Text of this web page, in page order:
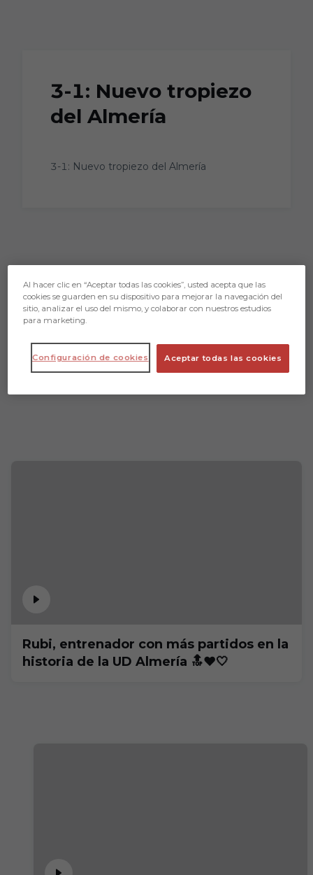
3-1: Nuevo tropiezo
del Almería
3-1: Nuevo tropiezo del Almería
Rubi, entrenador con más partidos en la
historia de la UD Almería 🔝❤️🤍
Al hacer clic en “Aceptar todas las cookies”, usted acepta que las
cookies se guarden en su dispositivo para mejorar la navegación del
sitio, analizar el uso del mismo, y colaborar con nuestros estudios
para marketing.
Aceptar todas las cookies
Configuración de cookies